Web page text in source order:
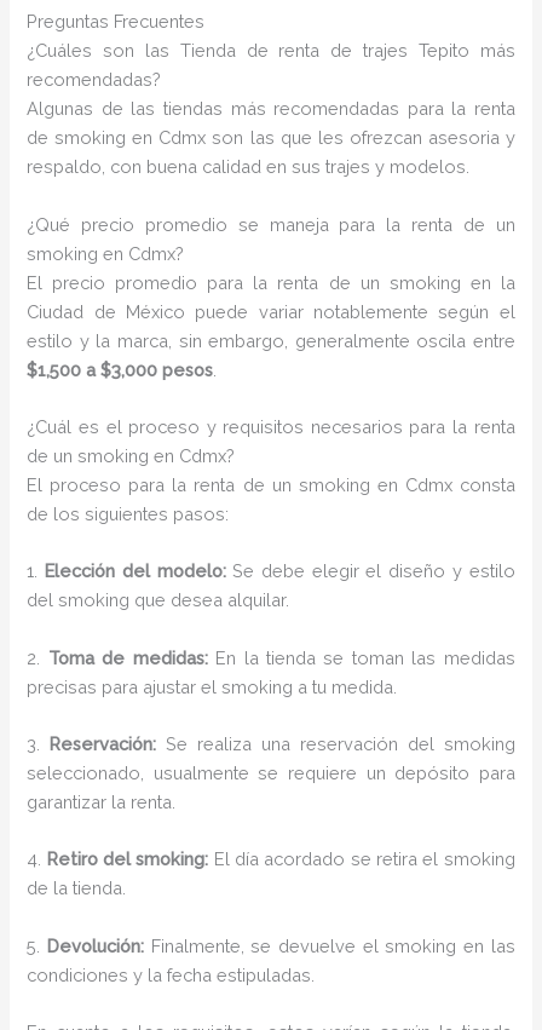
Preguntas Frecuentes
¿Cuáles son las Tienda de renta de trajes Tepito más
recomendadas?
Algunas de las tiendas más recomendadas para la renta
de smoking en Cdmx son las que les ofrezcan asesoria y
respaldo, con buena calidad en sus trajes y modelos.
¿Qué precio promedio se maneja para la renta de un
smoking en Cdmx?
El precio promedio para la renta de un smoking en la
Ciudad de México puede variar notablemente según el
estilo y la marca, sin embargo, generalmente oscila entre
$1,500 a $3,000 pesos
¿Cuál es el proceso y requisitos necesarios para la renta
de un smoking en Cdmx?
El proceso para la renta de un smoking en Cdmx consta
de los siguientes pasos:
1. Elección del modelo:Se debe elegir el diseño y estilo
del smoking que desea alquilar.
2. Toma de medidas:En la tienda se toman las medidas
precisas para ajustar el smoking a tu medida.
3. Reservación: Se realiza una reservación del smoking
seleccionado, usualmente se requiere un depósito para
garantizar la renta.
4. Retiro del smoking: El día acordado se retira el smoking
de la tienda.
5. Devolución: Finalmente, se devuelve el smoking en las
condiciones y la fecha estipuladas.